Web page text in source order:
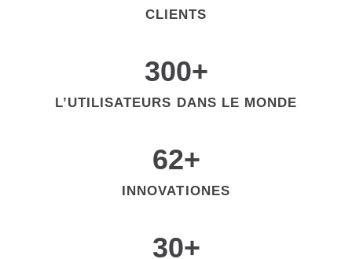
CLIENTS
300+
L’UTILISATEURS DANS LE MONDE
62+
INNOVATIONES
30+